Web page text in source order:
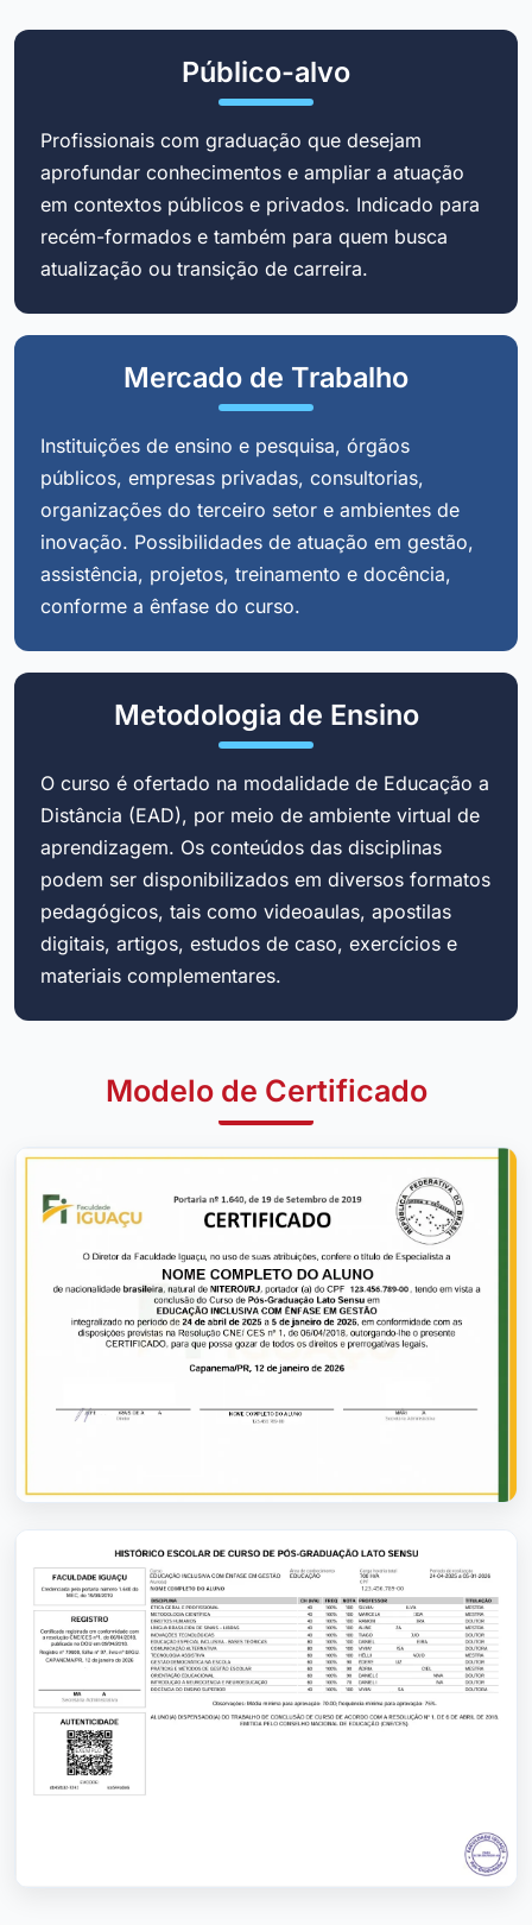
Público-alvo
Profissionais com graduação que desejam
aprofundar conhecimentos e ampliar a atuação
em contextos públicos e privados. Indicado para
recém-formados e também para quem busca
atualização ou transição de carreira.
Mercado de Trabalho
Instituições de ensino e pesquisa, órgãos
públicos, empresas privadas, consultorias,
organizações do terceiro setor e ambientes de
inovação. Possibilidades de atuação em gestão,
assistência, projetos, treinamento e docência,
conforme a ênfase do curso.
Metodologia de Ensino
O curso é ofertado na modalidade de Educação a
Distância (EAD), por meio de ambiente virtual de
aprendizagem. Os conteúdos das disciplinas
podem ser disponibilizados em diversos formatos
pedagógicos, tais como videoaulas, apostilas
digitais, artigos, estudos de caso, exercícios e
materiais complementares.
Modelo de Certificado